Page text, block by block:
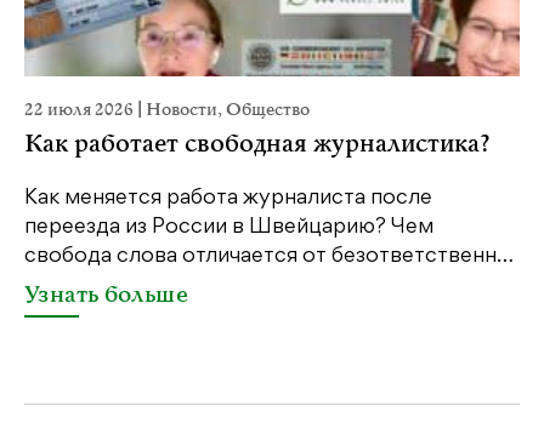
22 июля 2026 Новости,Общество
Как работает свободная журналистика?
Как меняется работа журналиста после
переезда из России в Швейцарию? Чем
свобода слова отличается от безответственн…
Узнать больше